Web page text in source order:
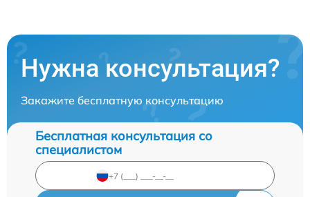
Нужна консультация?
Закажите бесплатную консультацию
Бесплатная консультация со
специалистом